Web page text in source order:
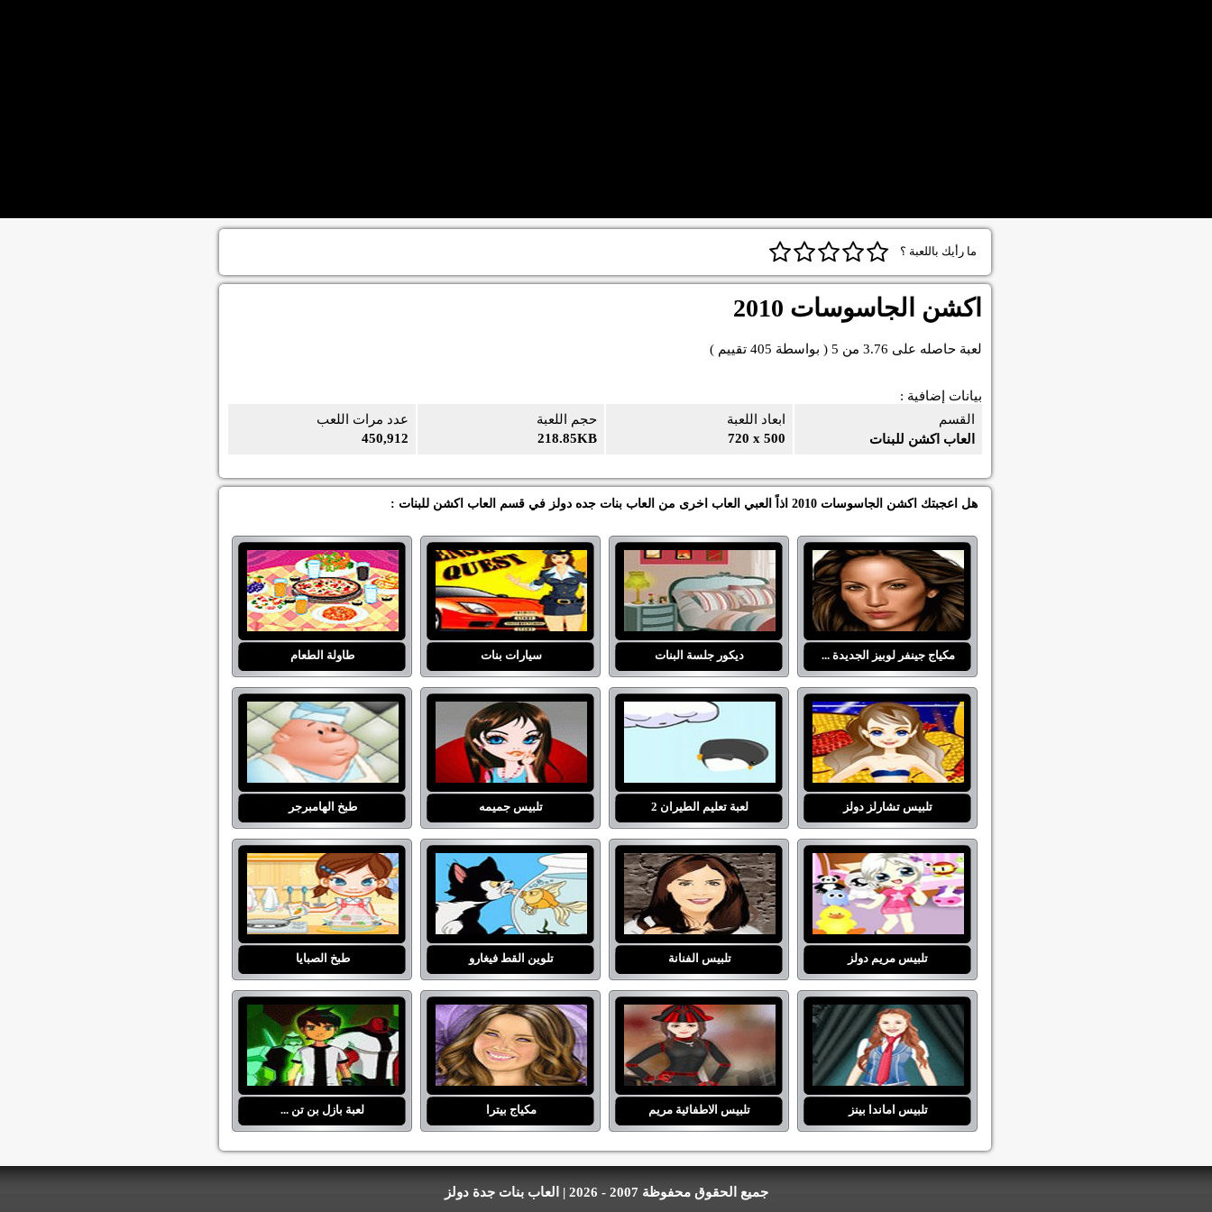
ما رأيك باللعبة ؟
اكشن الجاسوسات 2010
لعبة حاصله على 3.76 من 5 ( بواسطة 405 تقييم )
بيانات إضافية :
عدد مرات اللعب
450,912
حجم اللعبة
218.85KB
ابعاد اللعبة
720 x 500
القسم
العاب اكشن للبنات
هل اعجبتك اكشن الجاسوسات 2010 اذاً العبي العاب اخرى من العاب بنات جده دولز في قسم العاب اكشن للبنات :
مكياج جينفر لوبيز الجديدة ... ديكور جلسة البنات سيارات بنات طاولة الطعام
تلبيس تشارلز دولز لعبة تعليم الطيران 2 تلبيس جميمه طبخ الهامبرجر
تلبيس مريم دولز تلبيس الفنانة تلوين القط فيغارو طبخ الصبايا
تلبيس اماندا بينز تلبيس الاطفائية مريم مكياج بيترا لعبة بازل بن تن ...
جميع الحقوق محفوظة 2007 - 2026 | العاب بنات جدة دولز